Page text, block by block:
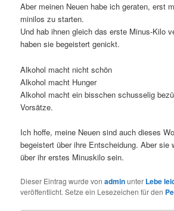
Aber meinen Neuen habe ich geraten, erst
minilos zu starten.
Und hab ihnen gleich das erste Minus-Kilo
haben sie begeistert genickt.
Alkohol macht nicht schön
Alkohol macht Hunger
Alkohol macht ein bisschen schusselig
Vorsätze.
Ich hoffe, meine Neuen sind auch dieses
begeistert über ihre Entscheidung. Aber sie
über ihr erstes Minuskilo sein.
Dieser Eintrag wurde vonadminunter Lebe
veröffentlicht. Setze ein Lesezeichen für den